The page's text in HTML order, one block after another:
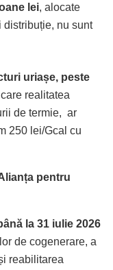
lei, alocate
distribuție, nu sunt
uriașe, peste
realitatea
de termie, ar
250 lei/Gcal cu
pentru
la 31 iulie 2026
de cogenerare, a
reabilitarea